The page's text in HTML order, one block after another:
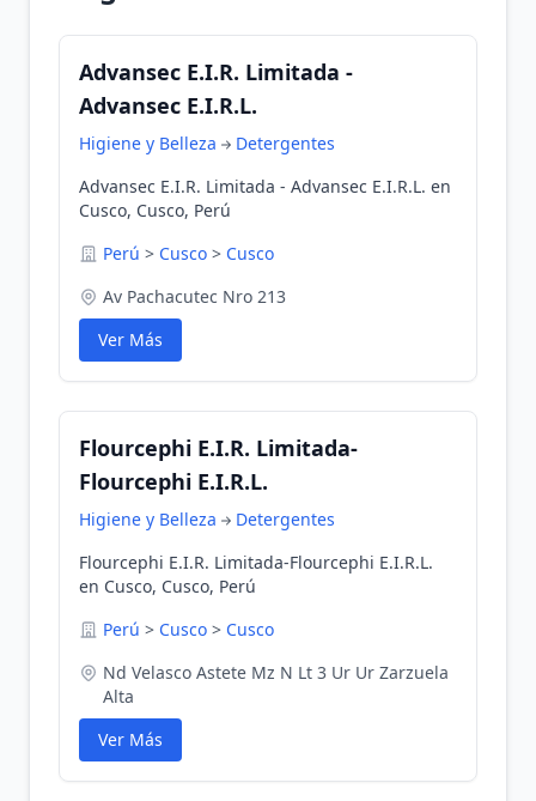
Advansec E.I.R. Limitada -
Advansec E.I.R.L.
Higiene y Belleza
Detergentes
Advansec E.I.R. Limitada - Advansec E.I.R.L. en
Cusco, Cusco, Perú
Perú > Cusco > Cusco
Av Pachacutec Nro 213
Ver Más
Flourcephi E.I.R. Limitada-
Flourcephi E.I.R.L.
Higiene y Belleza
Detergentes
Flourcephi E.I.R. Limitada-Flourcephi E.I.R.L.
en Cusco, Cusco, Perú
Perú > Cusco > Cusco
Nd Velasco Astete Mz N Lt 3 Ur Ur Zarzuela
Alta
Ver Más